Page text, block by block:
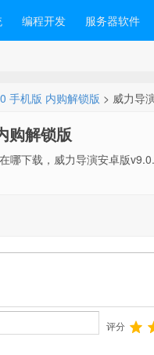
编程开发 服务器软件
手机版 内购解锁版 > 威力导
购解锁版
下载，威力导演安卓版
评分